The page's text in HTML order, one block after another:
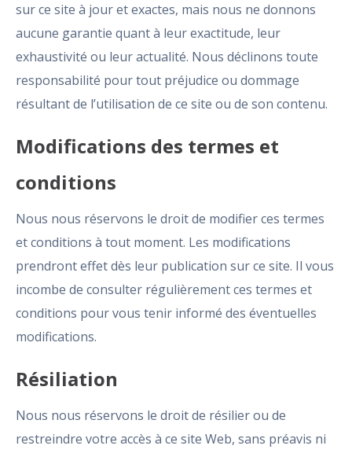
sur ce site à jour et exactes, mais nous ne donnons
aucune garantie quant à leur exactitude, leur
exhaustivité ou leur actualité. Nous déclinons toute
responsabilité pour tout préjudice ou dommage
résultant de l’utilisation de ce site ou de son contenu.
Modifications des termes et
conditions
Nous nous réservons le droit de modifier ces termes
et conditions à tout moment. Les modifications
prendront effet dès leur publication sur ce site. Il vous
incombe de consulter régulièrement ces termes et
conditions pour vous tenir informé des éventuelles
modifications.
Résiliation
Nous nous réservons le droit de résilier ou de
restreindre votre accès à ce site Web, sans préavis ni